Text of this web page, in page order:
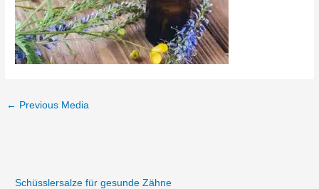
← Previous Media
Schüsslersalze für gesunde Zähne